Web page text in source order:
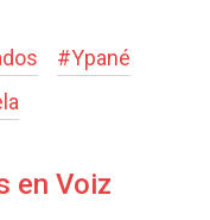
#Ypané
en Voiz